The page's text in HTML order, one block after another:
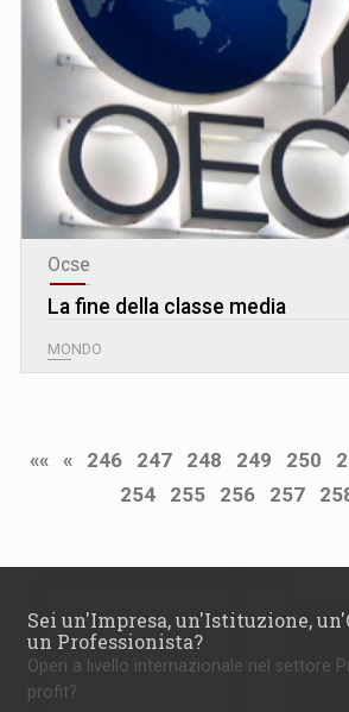
Ocse
La fine della classe media
MONDO
«« « 246 247 248 249 250
254
255 256 257
Sei un'Impresa, un'Istituzione,
un Professionista?
Operi a livello internazionale nel settore
profit?